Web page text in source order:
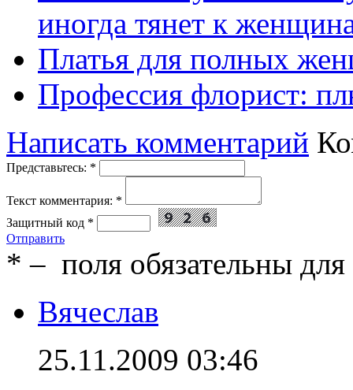
иногда тянет к
Платья для полных
Профессия флорист:
Написать комментарий
Представьтесь: *
Текст комментария: *
Защитный код *
Отправить
* – поля обязательны для
Вячеслав
25.11.2009 03:46